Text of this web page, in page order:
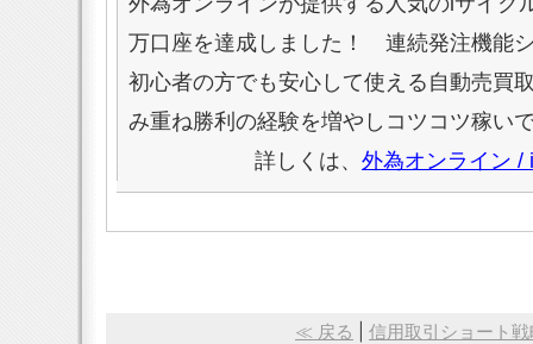
万口座を達成しました！ 連続発注機能
初心者の方でも安心して使える自動売買
み重ね勝利の経験を増やしコツコツ稼い
詳しくは、 外為オンライン /
≪ 戻る
信用取引ショート戦